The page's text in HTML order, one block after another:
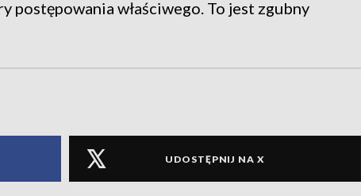
postępowania właściwego. To jest zgubny
UDOSTĘPNIJ NA X